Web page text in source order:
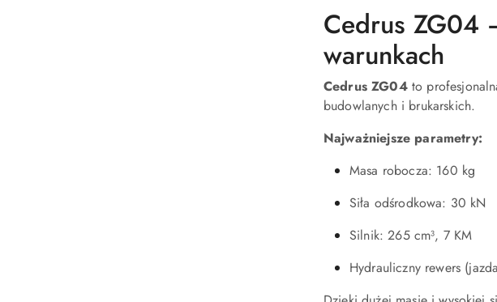
Cedrus ZG04
warunkach
Cedrus ZG04to
budowlanych i brukarskich.
Najważniejsze parametry:
Masa robocza: 160 kg
Siła odśrodkowa: 30 kN
Silnik: 265 cm³, 7 KM
Hydrauliczny rewers